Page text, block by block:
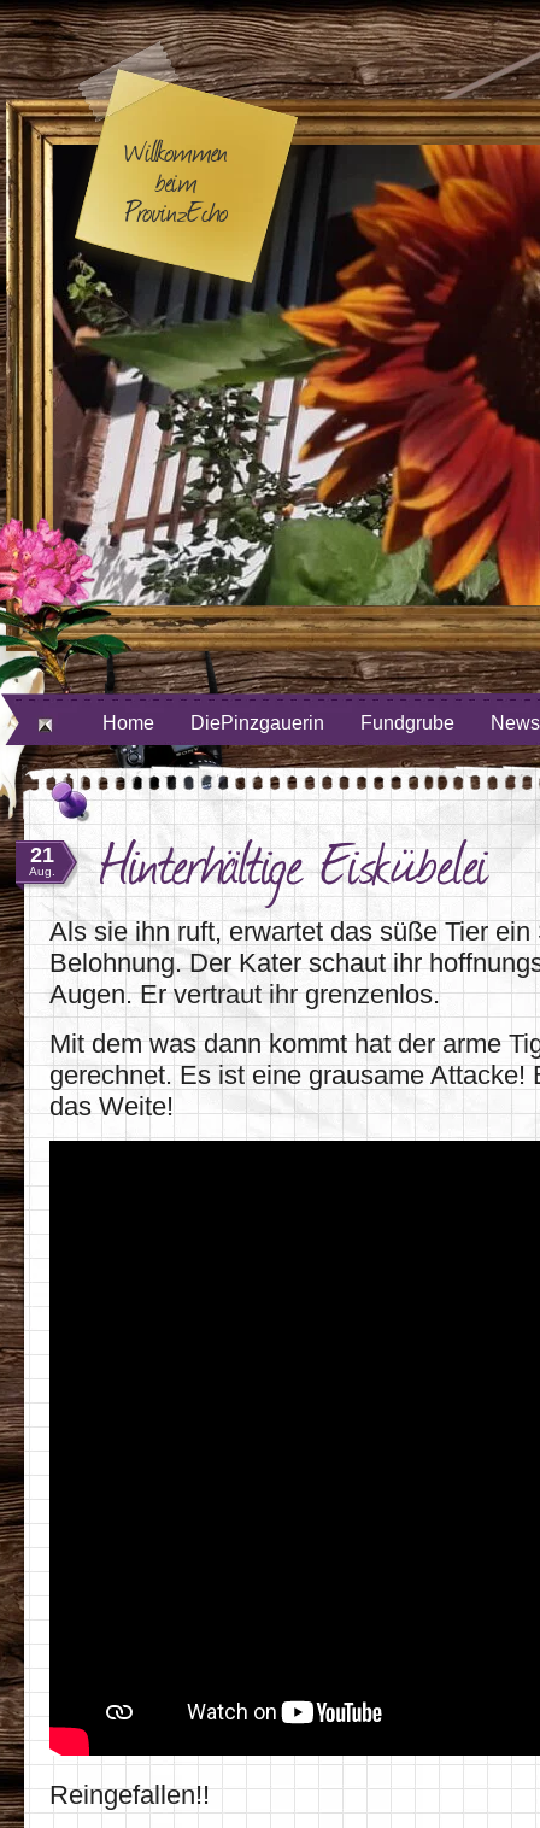
Willkommen
beim
ProvinzEcho
Home DiePinzgauerin Fundgrube
Twitter
21
Aug. Hinterhältige Eiskübelei
Als sie ihn ruft, erwartet das süße Tier ein
Belohnung. Der Kater schaut ihr
Augen. Er vertraut ihr grenzenlos.
Mit dem was dann kommt hat der arme
gerechnet. Es ist eine grausame Attacke!
das Weite!
Reingefallen!!